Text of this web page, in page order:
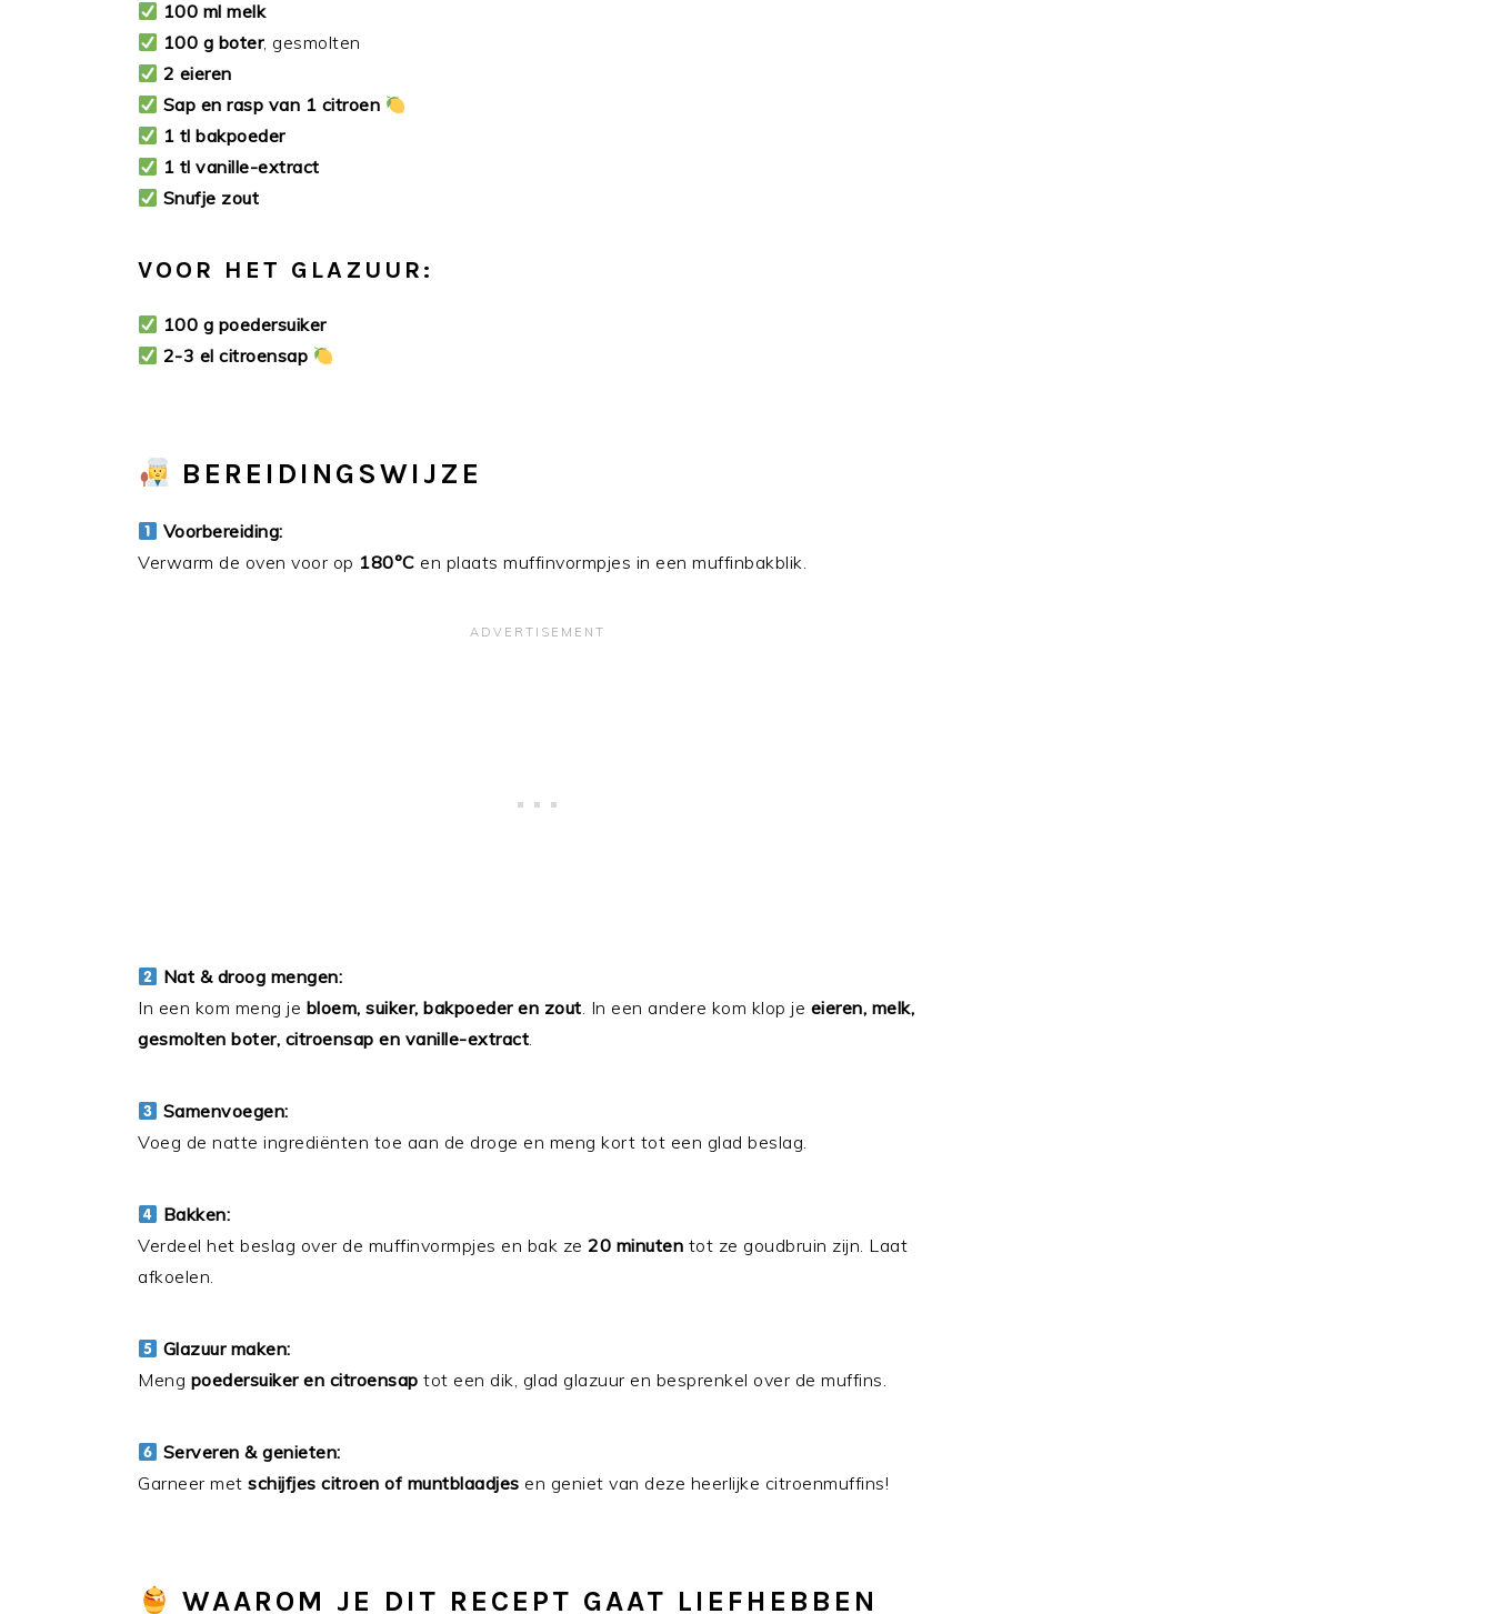
100 ml melk
100 g boter, gesmolten
2 eieren
Sap en rasp van 1 citroen
1 tl bakpoeder
1 tl vanille-extract
Snufje zout
VOOR HET GLAZUUR:
100 g poedersuiker
2-3 el citroensap
BEREIDINGSWIJZE
Voorbereiding:
Verwarm de oven voor op 180°C en plaats muffinvormpjes in een muffinbakblik.
Nat & droog mengen:
In een kom meng je bloem, suiker, bakpoeder en zout. In een andere kom klop je eieren, melk,
gesmolten boter, citroensap en vanille-extract.
Samenvoegen:
Voeg de natte ingrediënten toe aan de droge en meng kort tot een glad beslag.
Bakken:
Verdeel het beslag over de muffinvormpjes en bak ze 20 minuten tot ze goudbruin zijn. Laat
afkoelen.
Glazuur maken:
Meng poedersuiker en citroensap tot een dik, glad glazuur en besprenkel over de muffins.
Serveren & genieten:
Garneer met schijfjes citroen of muntblaadjes en geniet van deze heerlijke citroenmuffins!
WAAROM JE DIT RECEPT GAAT LIEFHEBBEN